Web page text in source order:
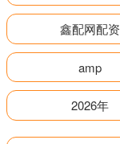
鑫配网配资
amp
2026年